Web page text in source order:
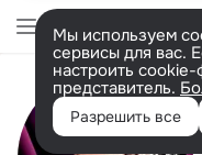
Мы используем
сервисы для вас.
настроить
представитель.
Разрешить все